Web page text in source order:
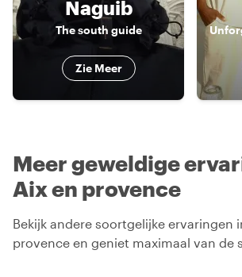
Naguib
The south guide
Zie Meer
Meer geweldige
Aix en provence
Bekijk andere soortgelijke ervaringen
provence en geniet maximaal van de